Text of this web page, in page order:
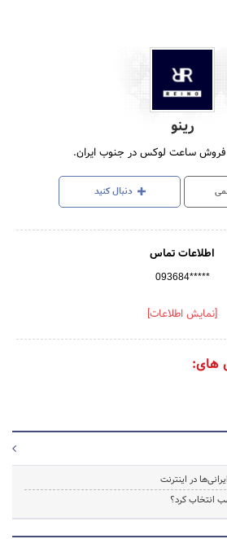
رینو
فروش ساعت لوکس در جنوب ایران.
دنبال کنید
اطلاعات تماس
093684*****
[نمایش اطلاعات]
های:
در اینترنت
انتخاب کرد؟